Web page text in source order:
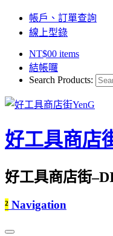
帳戶、訂單查詢
線上型錄
NT$00 items
結帳囉
Search Products:
好工具商店
好工具商店街
² Navigation